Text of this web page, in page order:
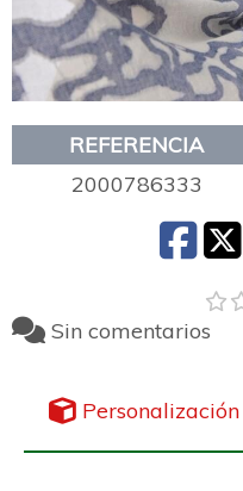
REFERENCIA
2000786333
Sin comentarios
Personalización